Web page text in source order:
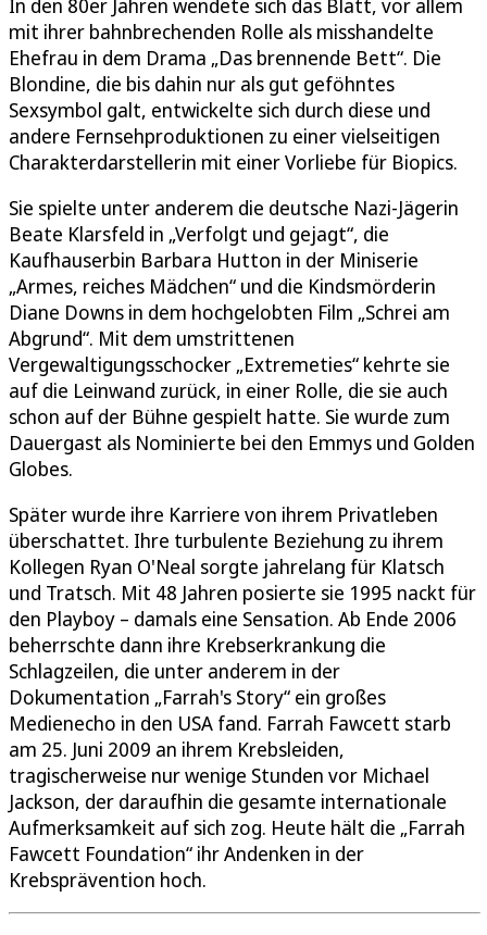
mit ihrer bahnbrechenden Rolle als misshandelte
Ehefrau in dem Drama „Das brennende Bett“. Die
Blondine, die bis dahin nur als gut geföhntes
Sexsymbol galt, entwickelte sich durch diese und
andere Fernsehproduktionen zu einer vielseitigen
Charakterdarstellerin mit einer Vorliebe für Biopics.
Sie spielte unter anderem die deutsche Nazi-Jägerin
Beate Klarsfeld in „Verfolgt und gejagt“, die
Kaufhauserbin Barbara Hutton in der Miniserie
„Armes, reiches Mädchen“ und die Kindsmörderin
Diane Downs in dem hochgelobten Film „Schrei am
Abgrund“. Mit dem umstrittenen
Vergewaltigungsschocker „Extremeties“ kehrte sie
auf die Leinwand zurück, in einer Rolle, die sie auch
schon auf der Bühne gespielt hatte. Sie wurde zum
Dauergast als Nominierte bei den Emmys und Golden
Globes.
Später wurde ihre Karriere von ihrem Privatleben
überschattet. Ihre turbulente Beziehung zu ihrem
Kollegen Ryan O'Neal sorgte jahrelang für Klatsch
und Tratsch. Mit 48 Jahren posierte sie 1995 nackt für
den Playboy – damals eine Sensation. Ab Ende 2006
beherrschte dann ihre Krebserkrankung die
Schlagzeilen, die unter anderem in der
Dokumentation „Farrah's Story“ ein großes
Medienecho in den USA fand. Farrah Fawcett starb
am 25. Juni 2009 an ihrem Krebsleiden,
tragischerweise nur wenige Stunden vor Michael
Jackson, der daraufhin die gesamte internationale
Aufmerksamkeit auf sich zog. Heute hält die „Farrah
Fawcett Foundation“ ihr Andenken in der
Krebsprävention hoch.